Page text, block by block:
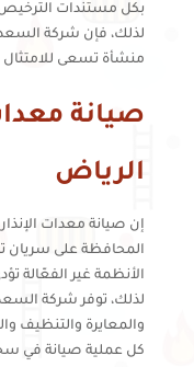
بكل مستندات الترخيص
لذلك، فإن شركة السعد
منشأة تسعى للامتثال
صيانة
الرياض
إن صيانة معدات
المحافظة على سريان
الأنظمة غير الفعّالة
لذلك، توفر شركة
والمعايرة والتنظيف
كل عملية صيانة في